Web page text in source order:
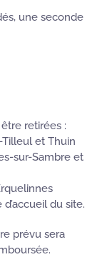
une seconde
retirées :
et Thuin
sur-Sambre et
du site.
prévu sera